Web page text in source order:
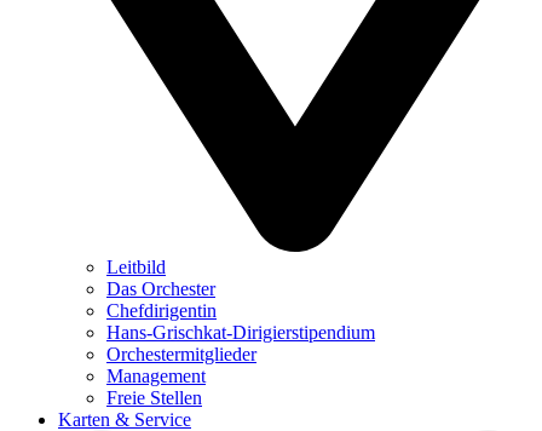
Leitbild
Das Orchester
Chefdirigentin
Hans-Grischkat-Dirigierstipendium
Orchestermitglieder
Management
Freie Stellen
Karten & Service